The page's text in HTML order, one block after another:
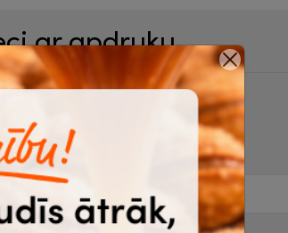
ar apdruku
attēlu
.cdr, .eps, .pdf, .psd, .svg vai .jpg, .png, .webp